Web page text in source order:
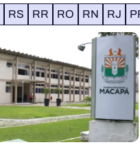
RS RR RO RN RJ